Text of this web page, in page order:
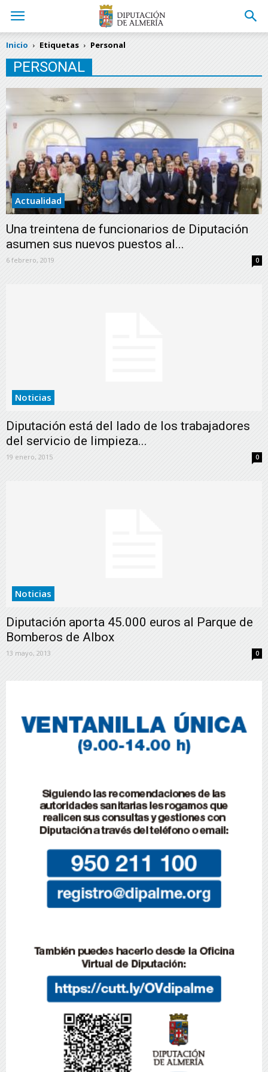
Inicio Etiquetas Personal
PERSONAL
Actualidad
Una treintena de funcionarios de Diputación
asumen sus nuevos puestos al...
6 febrero, 2019 0
Noticias
Diputación está del lado de los trabajadores
del servicio de limpieza...
19 enero, 2015 0
Noticias
Diputación aporta 45.000 euros al Parque de
Bomberos de Albox
13 mayo, 2013 0